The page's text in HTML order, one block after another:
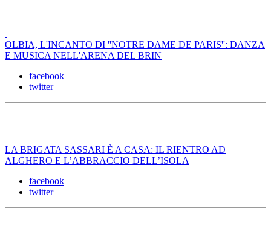
OLBIA, L'INCANTO DI ''NOTRE DAME DE PARIS'': DANZA
E MUSICA NELL'ARENA DEL BRIN
facebook
twitter
LA BRIGATA SASSARI È A CASA: IL RIENTRO AD
ALGHERO E L’ABBRACCIO DELL’ISOLA
facebook
twitter